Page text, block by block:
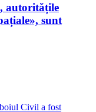
autoritățile
sunt
Civil a fost